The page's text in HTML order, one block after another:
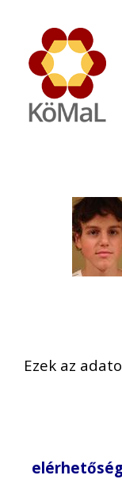
Ezek az
elérhetőség